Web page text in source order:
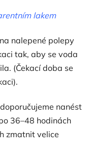
lakem
nalepené polepy
tak, aby se voda
(Čekací doba se
nanést
36–48 hodinách
zmatnit velice